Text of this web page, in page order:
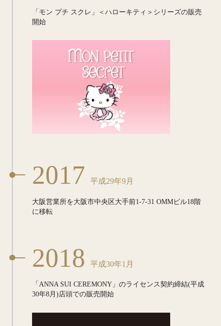
「モン プチ スクレ」 ＜ハローキティ＞シリーズの販売
開始
2017 平成29年9月
大阪営業所を大阪市中央区大手前1-7-31 OMMビル18階
に移転
2018 平成30年1月
「ANNA SUI CEREMONY」のライセンス契約締結(平成
30年8月)店頭での販売開始